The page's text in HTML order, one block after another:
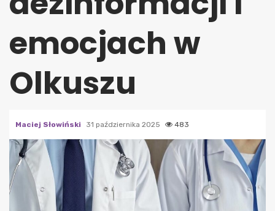
emocjach w
Olkuszu
Maciej Słowiński 31 października 2025 483